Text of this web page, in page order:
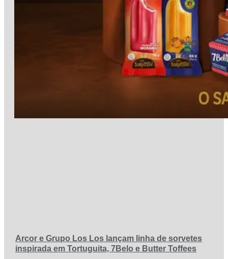
Arcor e Grupo Los Los lançam linha de sorvetes
inspirada em Tortuguita, 7Belo e Butter Toffees